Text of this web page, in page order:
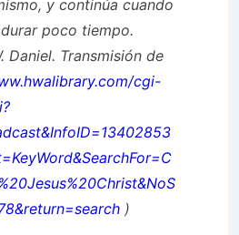
y continúa cuando
poco tiempo.
Daniel. Transmisión de
cgi-
)